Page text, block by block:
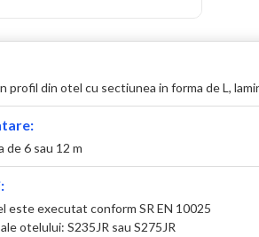
profil din otel cu sectiunea in forma de L,
de 6 sau 12 m
este executat conform SR EN 10025
otelului: S235JR sau S275JR